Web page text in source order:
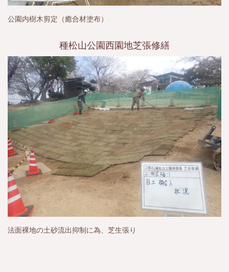
公園内樹木剪定（癒合材塗布）
種松山公園西園地芝張修繕
法面裸地の土砂流出抑制に為、芝生張り